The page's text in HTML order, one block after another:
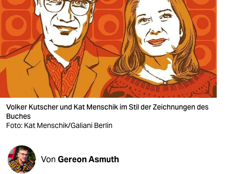
wahrheit
verlag
verlag
veranstaltungen
shop
fragen & hilfe
unterstützen
abo
genossenschaft
Volker Kutscher und Kat Menschik im Stil der Zeichnungen des
Buches
Foto: Kat Menschik/Galiani Berlin
Von Gereon Asmuth